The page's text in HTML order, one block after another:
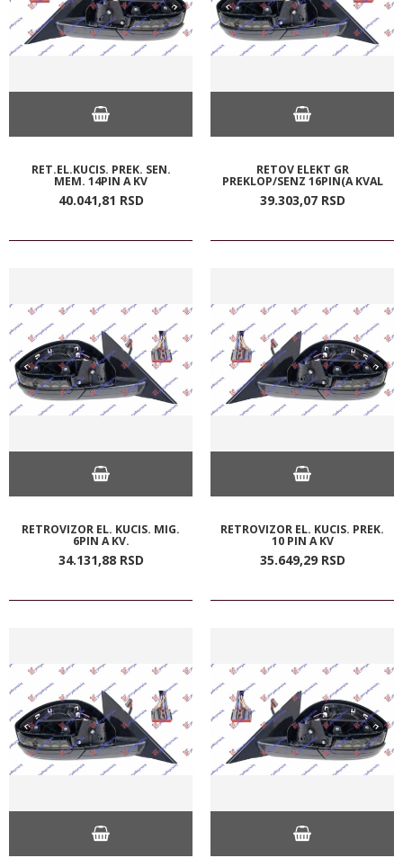
RET.EL.KUCIS. PREK. SEN.
MEM. 14PIN A KV
40.041,81 RSD
RETOV ELEKT GR
PREKLOP/SENZ 16PIN(A KVAL
39.303,07 RSD
RETROVIZOR EL. KUCIS. MIG.
6PIN A KV.
34.131,88 RSD
RETROVIZOR EL. KUCIS. PREK.
10 PIN A KV
35.649,29 RSD